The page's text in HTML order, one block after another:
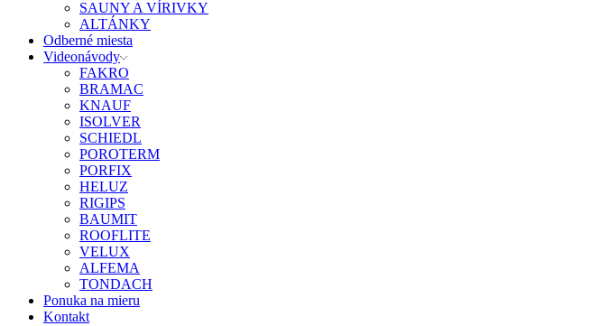
SAUNY A VÍRIVKY
ALTÁNKY
Odberné miesta
Videonávody
FAKRO
BRAMAC
KNAUF
ISOLVER
SCHIEDL
POROTERM
PORFIX
HELUZ
RIGIPS
BAUMIT
ROOFLITE
VELUX
ALFEMA
TONDACH
Ponuka na mieru
Kontakt